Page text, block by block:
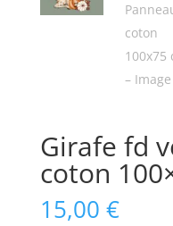
Girafe fd
coton
15,00 €